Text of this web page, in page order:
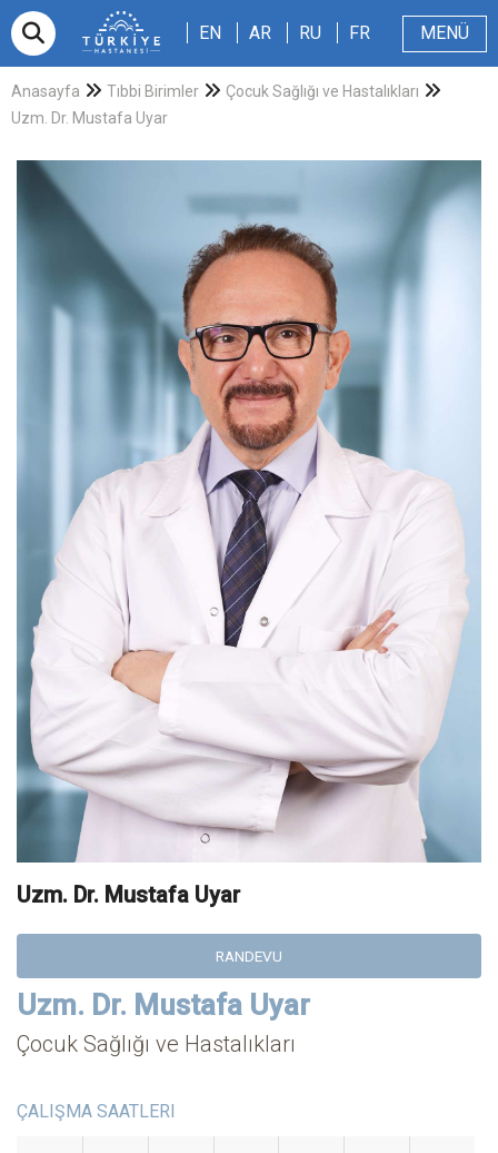
EN AR RU FR
Anasayfa Tıbbi Birimler
Çocuk Sağlığı ve Hastalıkları
Uzm. Dr. Mustafa Uyar
Uzm. Dr. Mustafa Uyar
RANDEVU
Uzm. Dr. Mustafa Uyar
Çocuk Sağlığı ve Hastalıkları
ÇALIŞMA SAATLERI
EN AR RU FR MENÜ